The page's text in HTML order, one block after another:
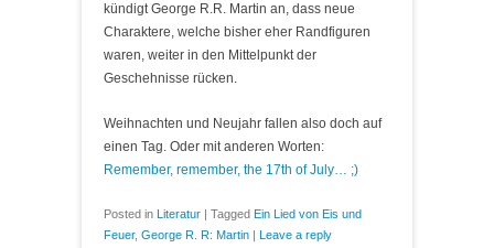
kündigt George R.R. Martin an, dass neue
Charaktere, welche bisher eher Randfiguren
waren, weiter in den Mittelpunkt der
Geschehnisse rücken.
Weihnachten und Neujahr fallen also doch auf
einen Tag. Oder mit anderen Worten:
Remember, remember, the 17th of July… ;)
Posted in Literatur | Tagged Ein Lied von Eis und
Feuer, George R. R: Martin | Leave a reply